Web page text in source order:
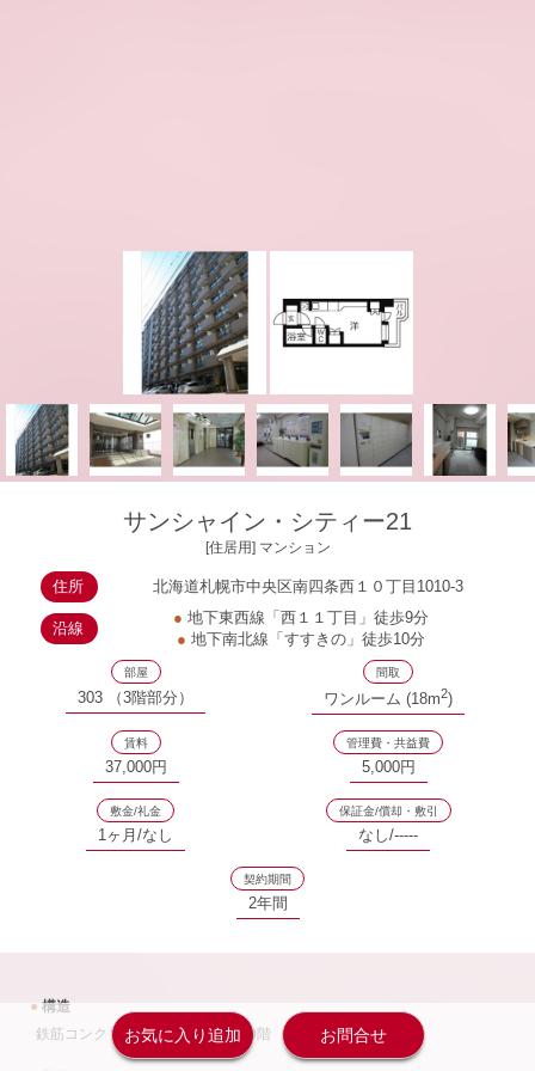
サンシャイン・シティー21
[住居用] マンション
住所 北海道札幌市中央区南四条西１０丁目1010-3
沿線
● 地下東西線「西１１丁目」徒歩9分
● 地下南北線「すすきの」徒歩10分
部屋 間取
303 （3階部分） ワンルーム (18m2)
賃料 管理費・共益費
37,000円 5,000円
敷金/礼金 保証金/償却・敷引
1ヶ月/なし なし/-----
契約期間
2年間
● 構造
鉄筋コンクリート造 333戸 地上10階
お気に入り追加 お問合せ